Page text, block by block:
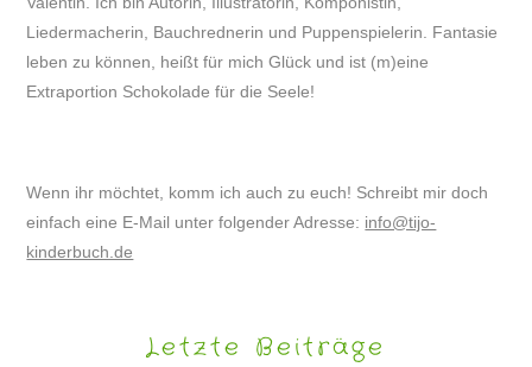
Liedermacherin, Bauchrednerin und Puppenspielerin. Fantasie
leben zu können, heißt für mich Glück und ist (m)eine
Extraportion Schokolade für die Seele!
Wenn ihr möchtet, komm ich auch zu euch! Schreibt mir doch
einfach eine E-Mail unter folgender Adresse: info@tijo-
kinderbuch.de
Letzte Beiträge